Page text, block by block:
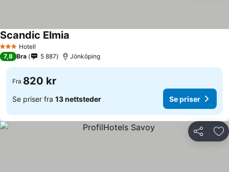
3 StjernerHotell
Scandic Elmia
7,8 Bra 5 887 Jönköping
Fra 820 kr
Se priser fra 13 nettsteder Se priser
Del